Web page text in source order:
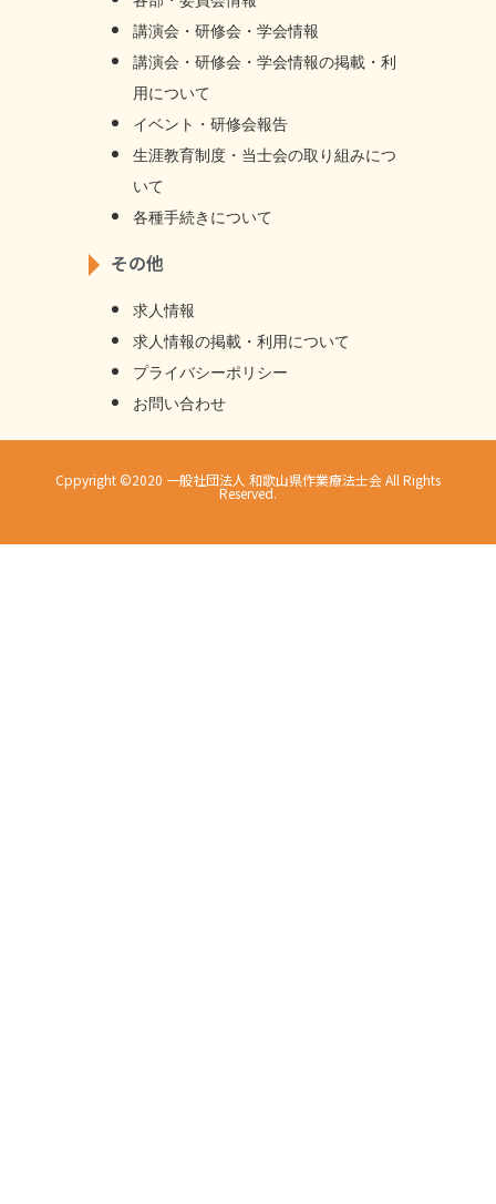
講演会・研修会・学会情報
講演会・研修会・学会情報の掲載・利
用について
イベント・研修会報告
生涯教育制度・当士会の取り組みにつ
いて
各種手続きについて
その他
求人情報
求⼈情報の掲載・利⽤について
プライバシーポリシー
お問い合わせ
Cppyright ©2020 一般社団法人 和歌山県作業療法士会 All Rights
Reserved.